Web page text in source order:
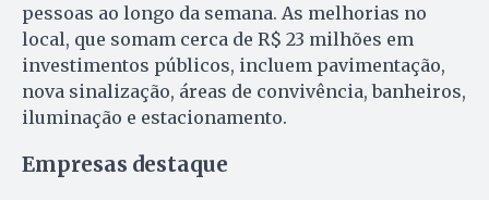
pessoas ao longo da semana. As melhorias no
local, que somam cerca de R$ 23 milhões em
investimentos públicos, incluem pavimentação,
nova sinalização, áreas de convivência, banheiros,
iluminação e estacionamento.
Empresas destaque